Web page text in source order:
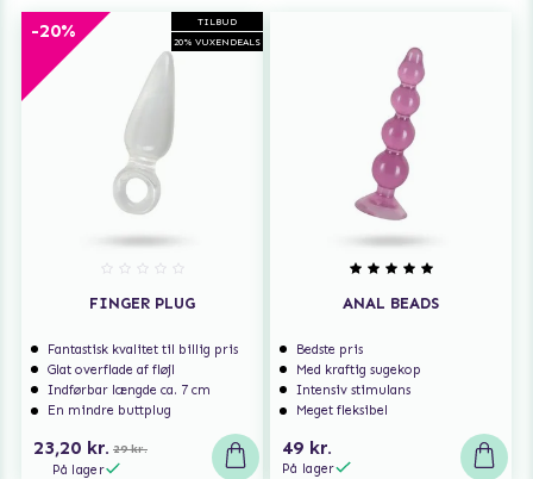
TILBUD
20% VUXENDEALS
-20%
FINGER PLUG
Fantastisk kvalitet til billig pris
Glat overflade af fløjl
Indførbar længde ca. 7 cm
En mindre buttplug
23,20 kr. 29 kr.
På lager
ANAL BEADS
Bedste pris
Med kraftig sugekop
Intensiv stimulans
Meget fleksibel
49 kr.
På lager